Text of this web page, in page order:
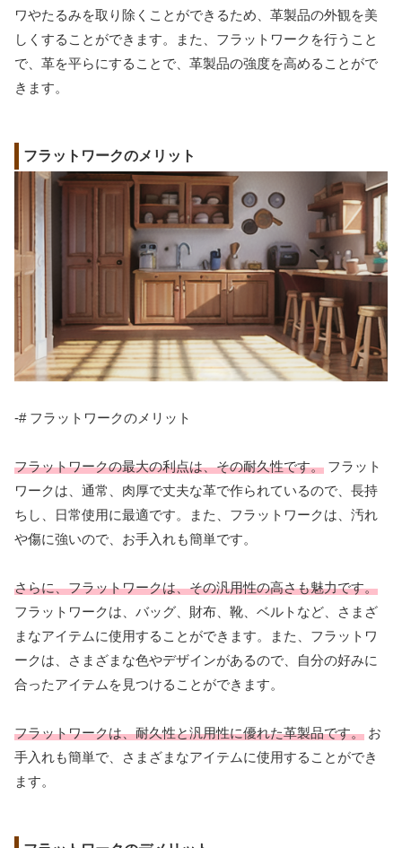
ワやたるみを取り除くことができるため、革製品の外観を美
しくすることができます。また、フラットワークを行うこと
で、革を平らにすることで、革製品の強度を高めることがで
きます。
フラットワークのメリット
-# フラットワークのメリット
フラットワークの最大の利点は、その耐久性です。 フラット
ワークは、通常、肉厚で丈夫な革で作られているので、長持
ちし、日常使用に最適です。また、フラットワークは、汚れ
や傷に強いので、お手入れも簡単です。
さらに、フラットワークは、その汎用性の高さも魅力です。
フラットワークは、バッグ、財布、靴、ベルトなど、さまざ
まなアイテムに使用することができます。また、フラットワ
ークは、さまざまな色やデザインがあるので、自分の好みに
合ったアイテムを見つけることができます。
フラットワークは、耐久性と汎用性に優れた革製品です。 お
手入れも簡単で、さまざまなアイテムに使用することができ
ます。